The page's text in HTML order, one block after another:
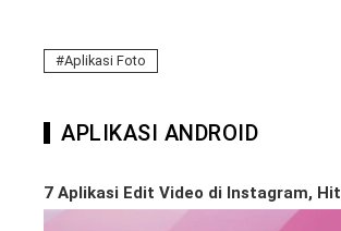
Aplikasi Foto
APLIKASI ANDROID
7 Aplikasi Edit Video di Instagram,